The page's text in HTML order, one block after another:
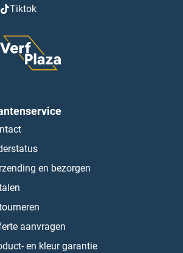
Tiktok
en bezorgen
aanvragen
en kleur garantie